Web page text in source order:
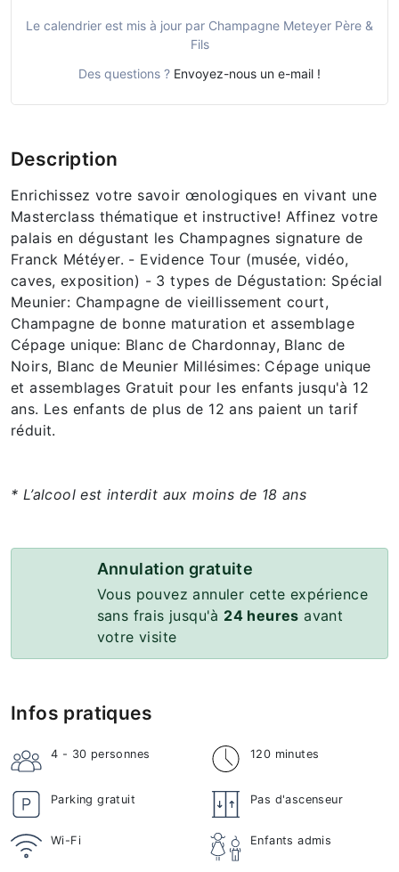
Le calendrier est mis à jour par Champagne Meteyer Père &
Fils
Des questions ? Envoyez-nous un e-mail !
Description
Enrichissez votre savoir œnologiques en vivant une
Masterclass thématique et instructive! Affinez votre
palais en dégustant les Champagnes signature de
Franck Météyer. - Evidence Tour (musée, vidéo,
caves, exposition) - 3 types de Dégustation: Spécial
Meunier: Champagne de vieillissement court,
Champagne de bonne maturation et assemblage
Cépage unique: Blanc de Chardonnay, Blanc de
Noirs, Blanc de Meunier Millésimes: Cépage unique
et assemblages Gratuit pour les enfants jusqu'à 12
ans. Les enfants de plus de 12 ans paient un tarif
réduit.
* L’alcool est interdit aux moins de 18 ans
Annulation gratuite
Vous pouvez annuler cette expérience
sans frais jusqu'à 24 heures avant
votre visite
Infos pratiques
4 - 30 personnes 120 minutes
Parking gratuit Pas d'ascenseur
Wi-Fi Enfants admis